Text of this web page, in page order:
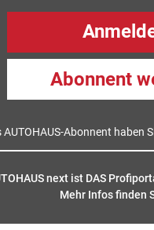
Abonnent
AUTOHAUS-Abonnent haben
next ist DAS
Mehr Infos finden